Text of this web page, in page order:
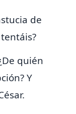
de
quién
Y